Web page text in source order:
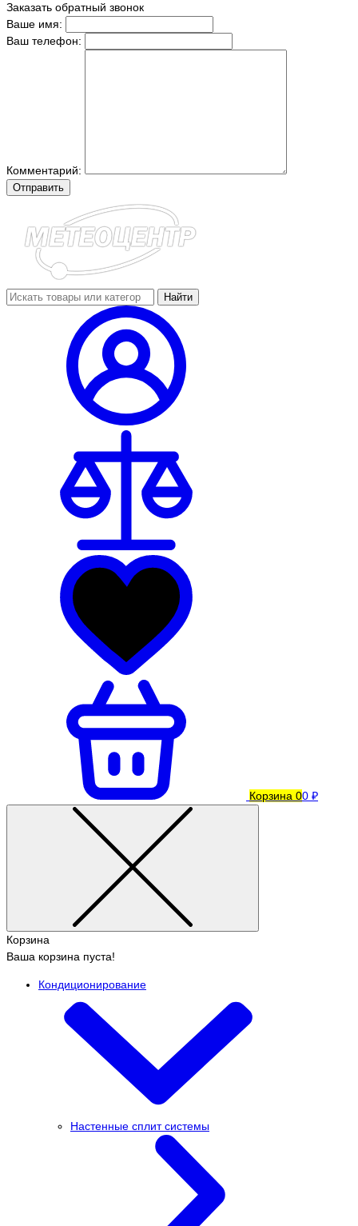
Заказать обратный звонок
Ваше имя:
Ваш телефон:
Комментарий:
Отправить
Найти
Корзина 00 ₽
Корзина
Ваша корзина пуста!
Кондиционирование
Настенные сплит системы